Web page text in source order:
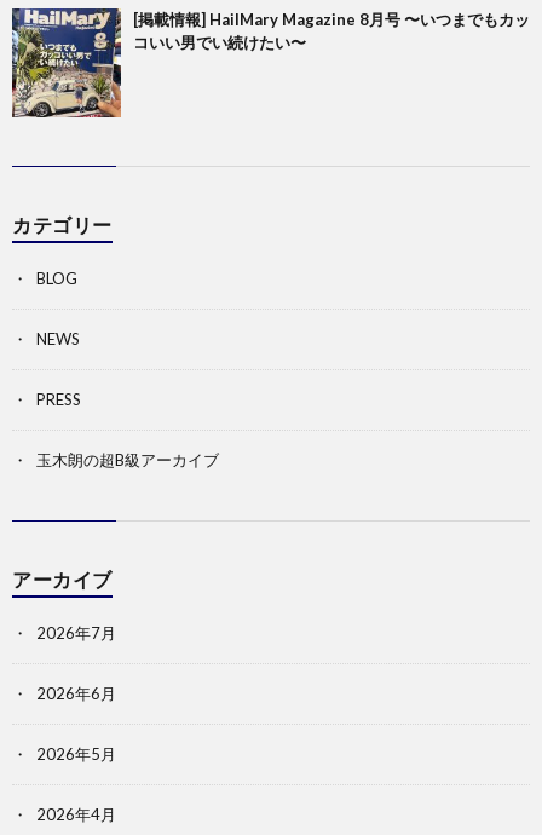
[掲載情報] HailMary Magazine 8月号 〜いつまでもカッ
コいい男でい続けたい〜
カテゴリー
BLOG
NEWS
PRESS
玉木朗の超B級アーカイブ
アーカイブ
2026年7月
2026年6月
2026年5月
2026年4月